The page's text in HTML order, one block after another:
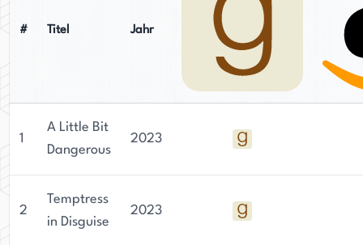
# Titel Jahr
1
A Little Bit
Dangerous
2023
2
Temptress
in Disguise
2023